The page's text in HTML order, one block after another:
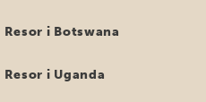
Resor i Botswana
Resor i Uganda